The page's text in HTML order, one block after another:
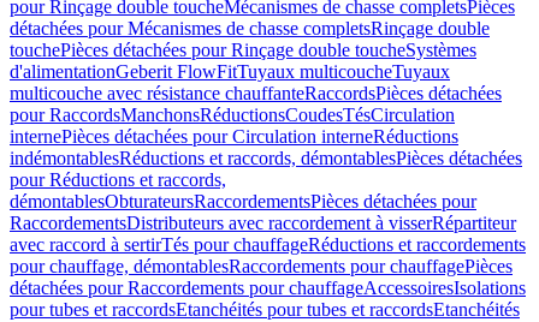
pour Rinçage double toucheMécanismes de chasse completsPièces
détachées pour Mécanismes de chasse completsRinçage double
touchePièces détachées pour Rinçage double toucheSystèmes
d'alimentationGeberit FlowFitTuyaux multicoucheTuyaux
multicouche avec résistance chauffanteRaccordsPièces détachées
pour RaccordsManchonsRéductionsCoudesTésCirculation
internePièces détachées pour Circulation interneRéductions
indémontablesRéductions et raccords, démontablesPièces détachées
pour Réductions et raccords,
démontablesObturateursRaccordementsPièces détachées pour
RaccordementsDistributeurs avec raccordement à visserRépartiteur
avec raccord à sertirTés pour chauffageRéductions et raccordements
pour chauffage, démontablesRaccordements pour chauffagePièces
détachées pour Raccordements pour chauffageAccessoiresIsolations
pour tubes et raccordsEtanchéités pour tubes et raccordsEtanchéités